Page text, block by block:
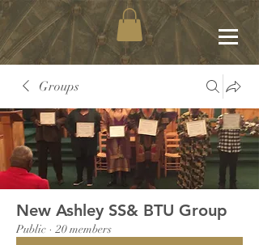
Groups
New Ashley SS& BTU Group
Public · 20 members